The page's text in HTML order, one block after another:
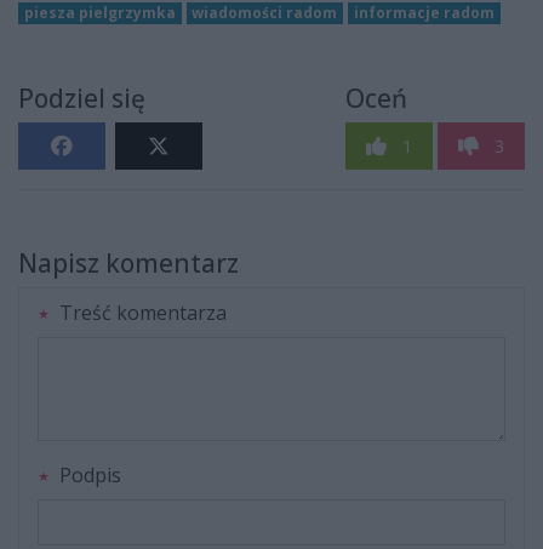
piesza pielgrzymka
wiadomości radom informacje radom
Podziel się Oceń
1 3
Napisz komentarz
Treść komentarza
Podpis